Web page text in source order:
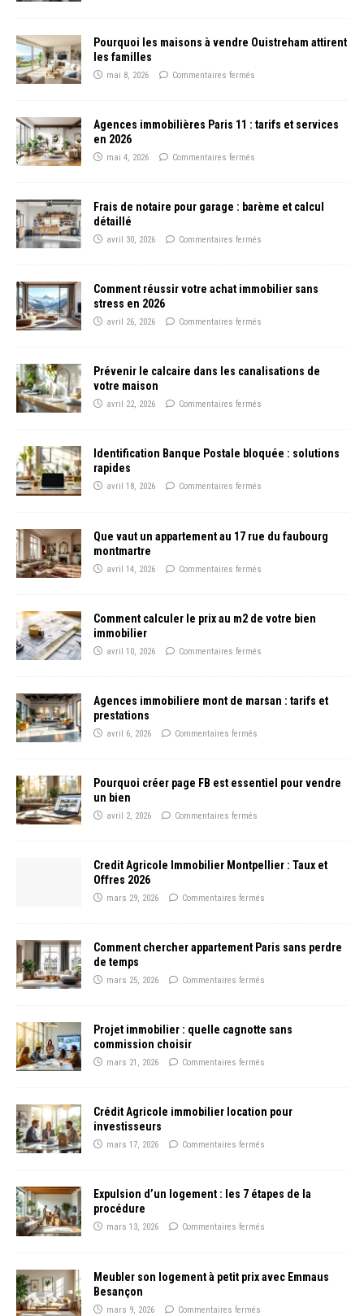
Pourquoi les maisons à vendre Ouistreham attirent
les familles
mai 8, 2026 Commentaires fermés
Agences immobilières Paris 11 : tarifs et services
en 2026
mai 4, 2026 Commentaires fermés
Frais de notaire pour garage : barème et calcul
détaillé
avril 30, 2026 Commentaires fermés
Comment réussir votre achat immobilier sans
stress en 2026
avril 26, 2026 Commentaires fermés
Prévenir le calcaire dans les canalisations de
votre maison
avril 22, 2026 Commentaires fermés
Identification Banque Postale bloquée : solutions
rapides
avril 18, 2026 Commentaires fermés
Que vaut un appartement au 17 rue du faubourg
montmartre
avril 14, 2026 Commentaires fermés
Comment calculer le prix au m2 de votre bien
immobilier
avril 10, 2026 Commentaires fermés
Agences immobiliere mont de marsan : tarifs et
prestations
avril 6, 2026 Commentaires fermés
Pourquoi créer page FB est essentiel pour vendre
un bien
avril 2, 2026 Commentaires fermés
Credit Agricole Immobilier Montpellier : Taux et
Offres 2026
mars 29, 2026 Commentaires fermés
Comment chercher appartement Paris sans perdre
de temps
mars 25, 2026 Commentaires fermés
Projet immobilier : quelle cagnotte sans
commission choisir
mars 21, 2026 Commentaires fermés
Crédit Agricole immobilier location pour
investisseurs
mars 17, 2026 Commentaires fermés
Expulsion d’un logement : les 7 étapes de la
procédure
mars 13, 2026 Commentaires fermés
Meubler son logement à petit prix avec Emmaus
Besançon
mars 9, 2026 Commentaires fermés